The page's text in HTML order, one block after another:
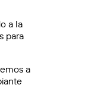
a la
para
a